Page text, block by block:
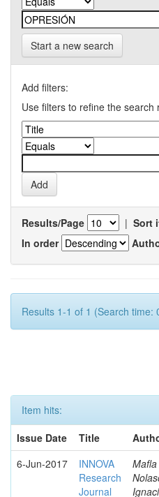
Start a new search
Add filters:
Use filters to refine the search
Results/Page | Sort
In order
Results 1-1 of 1 (Search time:
Item hits:
Issue Date
Title
6-Jun-2017
INNOVA
Research
Journal